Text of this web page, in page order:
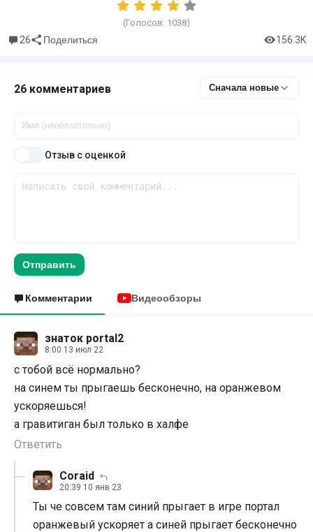
(Голосов: 1038)
26 Поделиться 156.3K
26 комментариев Сначала новые
Отзыв с оценкой
Отправить
Комментарии Видеообзоры
знаток portal2
8:00 13 июл 22
с тобой всё нормально?
на синем ты прыгаешь бесконечно, на оранжевом
ускоряешься!
а гравитиган был только в халфе
Ответить
Coraid
20:39 10 янв 23
Ты че совсем там синий прыгает в игре портал
оранжевый ускоряет а синей прыгает бесконечно